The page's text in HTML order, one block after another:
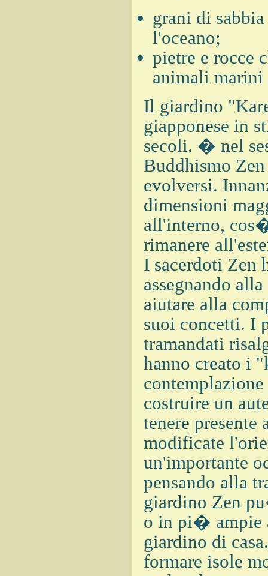
grani di
l'oceano;
pietre e rocce
animali marini
Il giardino
giapponese in
secoli. � nel
Buddhismo
evolversi.
dimensioni
all'interno,
rimanere
I sacerdoti Zen
assegnando
aiutare alla
suoi concetti. I
tramandati
hanno creato i
costruire un
tenere presente
modificate
un'importante
pensando alla
giardino Zen
o in pi� ampie
giardino di
formare isole